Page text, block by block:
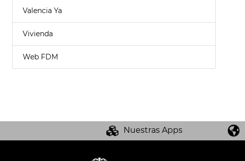
Valencia Ya
Vivienda
Web FDM
Nuestras Apps